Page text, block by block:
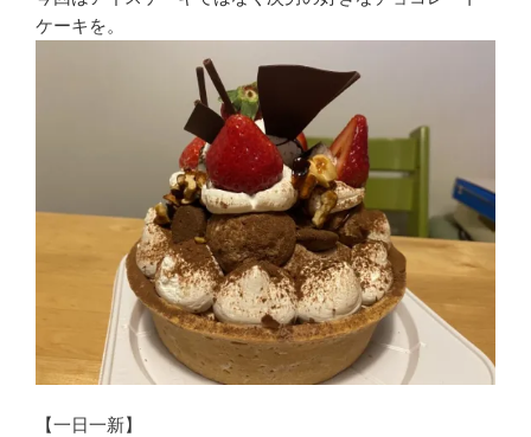
ケーキを。
【一日一新】